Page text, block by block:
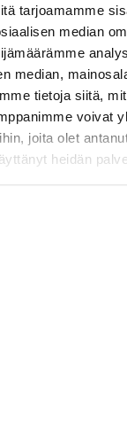
tarjoamamme
median
median,
tietoja siitä,
voivat
joita olet
heidän
aterioita ja
ja lisää
tähän asiaan
itsestäsi ja